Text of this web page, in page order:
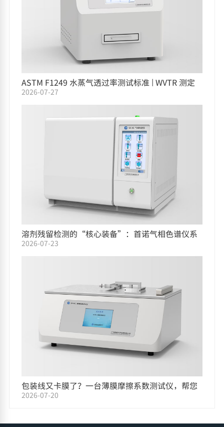
ASTM F1249 水蒸气透过率测试标准 | WVTR 测定
仪选型指南
2026-07-27
溶剂残留检测的“核心装备”：首诺气相色谱仪系
列
2026-07-23
包装线又卡膜了？一台薄膜摩擦系数测试仪，帮您
把原因找出来
2026-07-20